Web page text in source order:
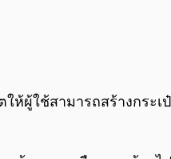
ตให้ผู้ใช้สามารถสร้างกร